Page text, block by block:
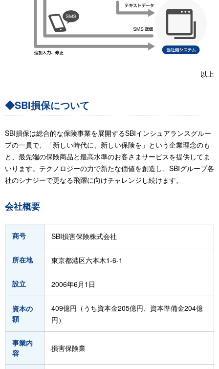
以上
◆SBI損保について
SBI損保は総合的な保険事業を展開するSBIインシュアランスグルー
プの一員で、「新しい時代に、新しい保険を」という企業理念のも
と、最先端の保険商品と最高水準のお客さまサービスを提供してま
いります。テクノロジーの力で新たな価値を創造し、SBIグループ各
社のシナジーで更なる飛躍に向けチャレンジし続けます。
会社概要
商号 SBI損害保険株式会社
所在地 東京都港区六本木1-6-1
設立 2006年6月1日
資本の
額
409億円（うち資本金205億円、資本準備金204億
円）
事業内
容
損害保険業